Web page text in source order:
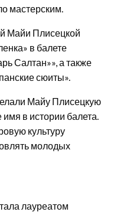
мастерским.
Майи Плисецкой
в балете
Салтан»», а также
сюиты».
Майу Плисецкую
в истории балета.
культуру
молодых
лауреатом